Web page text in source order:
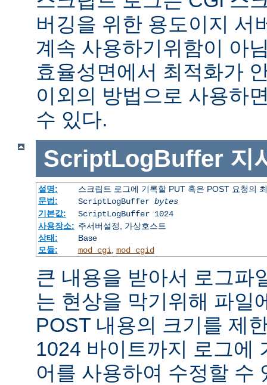
버깅을 위한 용도이지 서
계속 사용하기위함이 아
효율성면에서 최적화가
이외의 방법으로 사용하
수 있다.
ScriptLogBuffer 지
설명:
스크립트 로그에 기록할 PUT 혹은 POST 요청의
문법:
ScriptLogBuffer bytes
기본값:
ScriptLogBuffer 1024
사용장소: 주서버설정, 가상호스트
상태:
Base
모듈:
mod_cgi, mod_cgid
큰 내용을 받아서 로그파
는 현상을 막기위해 파일
POST 내용의 크기를 제
1024 바이트까지 로그에
어를 사용하여 수정할 수